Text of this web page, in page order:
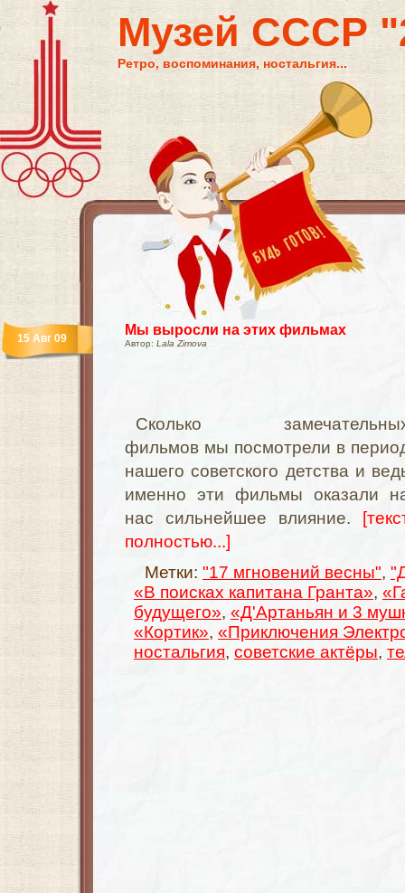
Музей СССР
Ретро, воспоминания, ностальгия...
Мы выросли на этих фильмах
Автор: Lala Zimova
15 Авг 09
Сколько
фильмов мы посмотрели в
нашего советского детства и
именно эти фильмы оказали
нас сильнейшее влияние.
полностью...]
Метки: "17 мгновений весны",
«В поисках капитана Гранта»,
будущего», «Д'Артаньян и 3
«Кортик», «Приключения
ностальгия, советские актёры,